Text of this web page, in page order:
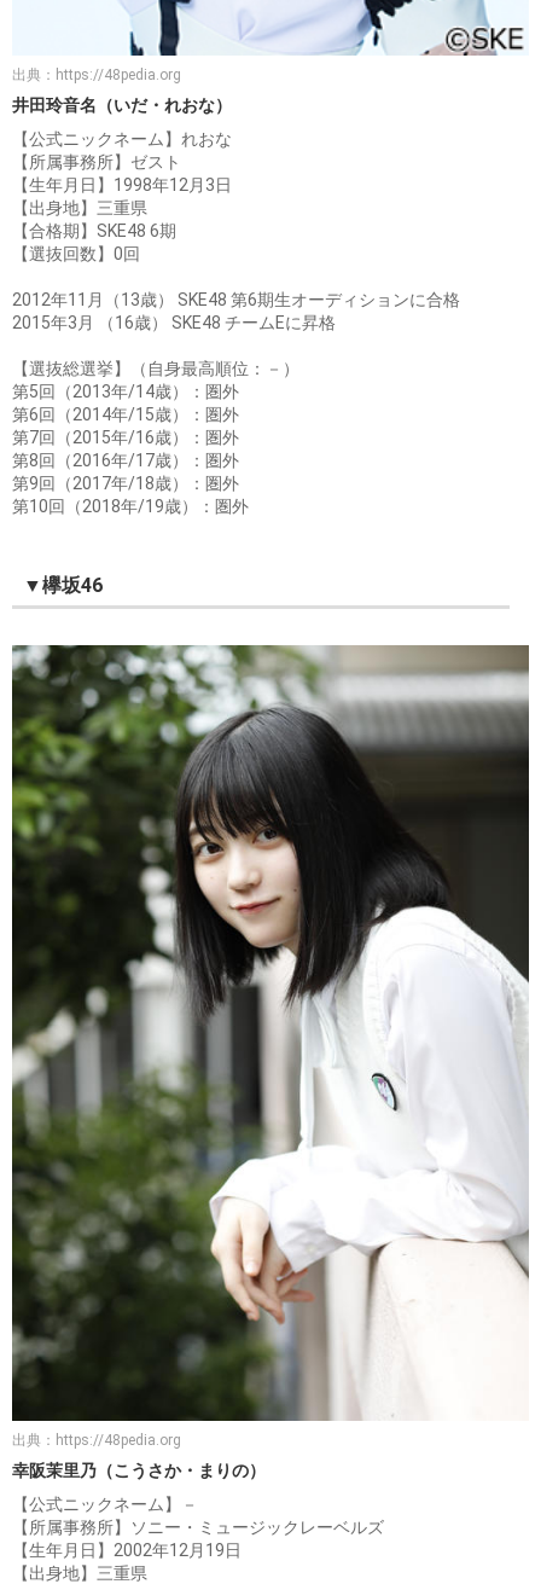
出典： https://48pedia.org
井田玲音名（いだ・れおな）
【公式ニックネーム】れおな
【所属事務所】ゼスト
【生年月日】1998年12月3日
【出身地】三重県
【合格期】SKE48 6期
【選抜回数】0回
2012年11月（13歳） SKE48 第6期生オーディションに合格
2015年3月 （16歳） SKE48 チームEに昇格
【選抜総選挙】（自身最高順位：－）
第5回（2013年/14歳）：圏外
第6回（2014年/15歳）：圏外
第7回（2015年/16歳）：圏外
第8回（2016年/17歳）：圏外
第9回（2017年/18歳）：圏外
第10回（2018年/19歳）：圏外
▼欅坂46
出典： https://48pedia.org
幸阪茉里乃（こうさか・まりの）
【公式ニックネーム】－
【所属事務所】ソニー・ミュージックレーベルズ
【生年月日】2002年12月19日
【出身地】三重県